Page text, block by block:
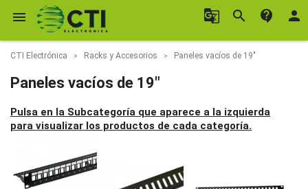
 g_translate search contact_support person
CTI Electrónica Racks y Accesorios Paneles vacíos de 19"
Paneles vacíos de 19"
Pulsa en la Subcategoría que aparece a la izquierda
para visualizar los productos de cada categoría.